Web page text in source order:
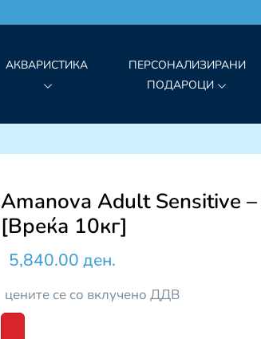
АКВАРИСТИКА
ПЕРСОНАЛИЗИРАНИ
ПОДАРОЦИ
Amanova Adult Sensitive
[Вреќа 10кг]
5,840.00 ден.
цените се со вклучено ДДВ